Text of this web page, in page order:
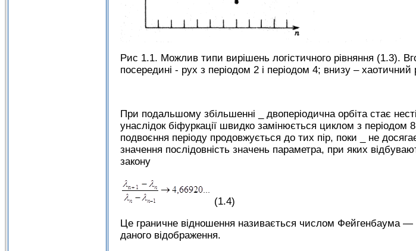
Рис 1.1. Можлив типи вирішень логістичного рівняння (1.3).
посередині - рух з періодом 2 і періодом 4; внизу – хаотичний
При подальшому збільшенні _ двоперіодична орбіта стає
унаслідок біфуркації швидко замінюється циклом з
подвоєння періоду продовжується до тих пір, поки _ не
значення послідовність значень параметра, при яких
закону
(1.4)
Це граничне відношення називається числом Фейгенбаума —
даного відображення.